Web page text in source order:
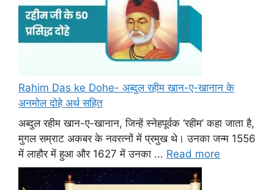
Rahim Das ke Dohe- अब्दुल रहीम खान-ए-खानान के
अनमोल दोहे अर्थ सहित
अब्दुल रहीम खान-ए-खानान, जिन्हें स्नेहपूर्वक ‘रहीम’ कहा जाता है,
मुगल सम्राट अकबर के नवरत्नों में प्रमुख थे। उनका जन्म 1556
में लाहौर में हुआ और 1627 में उनका ... Read more